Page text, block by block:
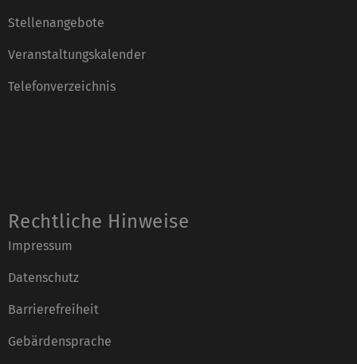
Stellenangebote
Veranstaltungskalender
Telefonverzeichnis
Rechtliche Hinweise
Impressum
Datenschutz
Barrierefreiheit
Gebärdensprache